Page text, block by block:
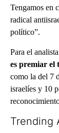
Tengamos en
radical
político”.
Para el
es premiar el
como la del 7
israelíes y 10
Trending